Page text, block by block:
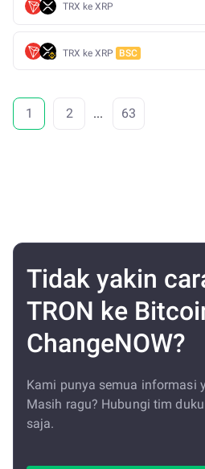
TRX ke XRP
TRX ke XRP BSC
1 2 ... 63
Tidak yakin
TRON ke
ChangeNOW?
Kami punya semua informasi
Masih ragu? Hubungi tim
saja.